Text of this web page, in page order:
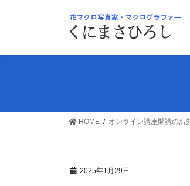
HOME オンライン講座開講のお
2025年1月29日